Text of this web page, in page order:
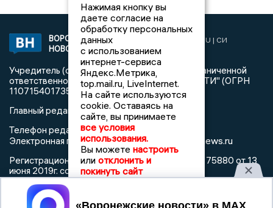
ВОРОНЕЖСКИЕ
НОВОСТИ
2019 © VORONEZHNEWS.RU | СИ
«Воронежские новости»
Учредитель (соучредители): Общество с ограниченной
ответственностью "РЕГИОНАЛЬНЫЕ НОВОСТИ" (ОГРН
1107154017354)
Главный редактор: Пирогов А.А.
Телефон редакции: +7 (473) 262 77 92
Электронная почта редакции:info@voronezhnews.ru
Регистрационный номер: серия Эл № ФС 77 - 75880 от 13
июня 2019г. согласно выписке из реестра
зарегистрированных средств массовой информации
выдана Федеральной службой по надзору в сфере связи,
информационных технологий и массовых коммуникаций
Нажимая кнопку вы
даете согласие на
обработку персональных
данных
с использованием
интернет-сервиса
Яндекс.Метрика,
top.mail.ru, LiveInternet.
На сайте используются
cookie. Оставаясь на
сайте, вы принимаете
все условия
использования.
Вы можете настроить
или отклонить и
покинуть сайт
Принять